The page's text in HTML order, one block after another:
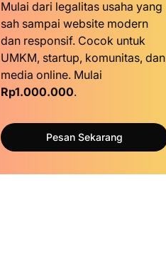
Mulai dari legalitas usaha yang
sah sampai website modern
dan responsif. Cocok untuk
UMKM, startup, komunitas, dan
media online. Mulai
Rp1.000.000.
Pesan Sekarang